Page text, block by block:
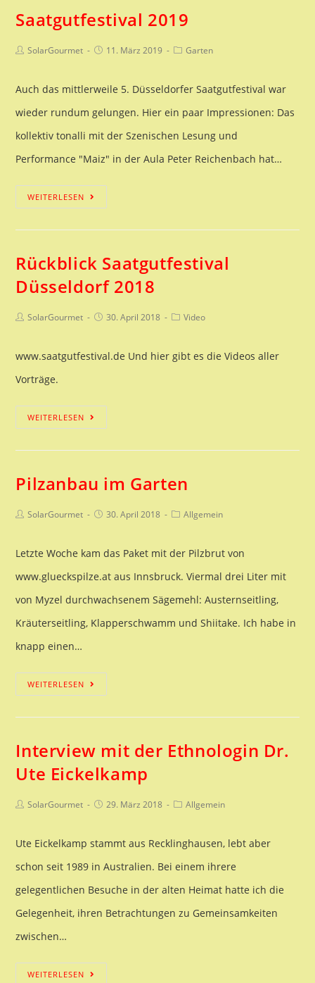
Saatgutfestival 2019
Beitrags-
SolarGourmet
Beitrag
11. März 2019
Beitrags-
Garten
Auch das mittlerweile 5. Düsseldorfer Saatgutfestival war
wieder rundum gelungen. Hier ein paar Impressionen: Das
kollektiv tonalli mit der Szenischen Lesung und
Performance "Maiz" in der Aula Peter Reichenbach hat…
WEITERLESEN
Rückblick Saatgutfestival
Düsseldorf 2018
Beitrags-
SolarGourmet
Beitrag
30. April 2018
Beitrags-
Video
www.saatgutfestival.de Und hier gibt es die Videos aller
Vorträge.
WEITERLESEN
2018
Pilzanbau im Garten
Beitrags-
SolarGourmet
Beitrag
30. April 2018
Beitrags-
Allgemein
Letzte Woche kam das Paket mit der Pilzbrut von
www.glueckspilze.at aus Innsbruck. Viermal drei Liter mit
von Myzel durchwachsenem Sägemehl: Austernseitling,
Kräuterseitling, Klapperschwamm und Shiitake. Ich habe in
knapp einen…
WEITERLESEN
Interview mit der Ethnologin Dr.
Ute Eickelkamp
Beitrags-
SolarGourmet
Beitrag
29. März 2018
Beitrags-
Allgemein
Ute Eickelkamp stammt aus Recklinghausen, lebt aber
schon seit 1989 in Australien. Bei einem ihrere
gelegentlichen Besuche in der alten Heimat hatte ich die
Gelegenheit, ihren Betrachtungen zu Gemeinsamkeiten
zwischen…
WEITERLESEN